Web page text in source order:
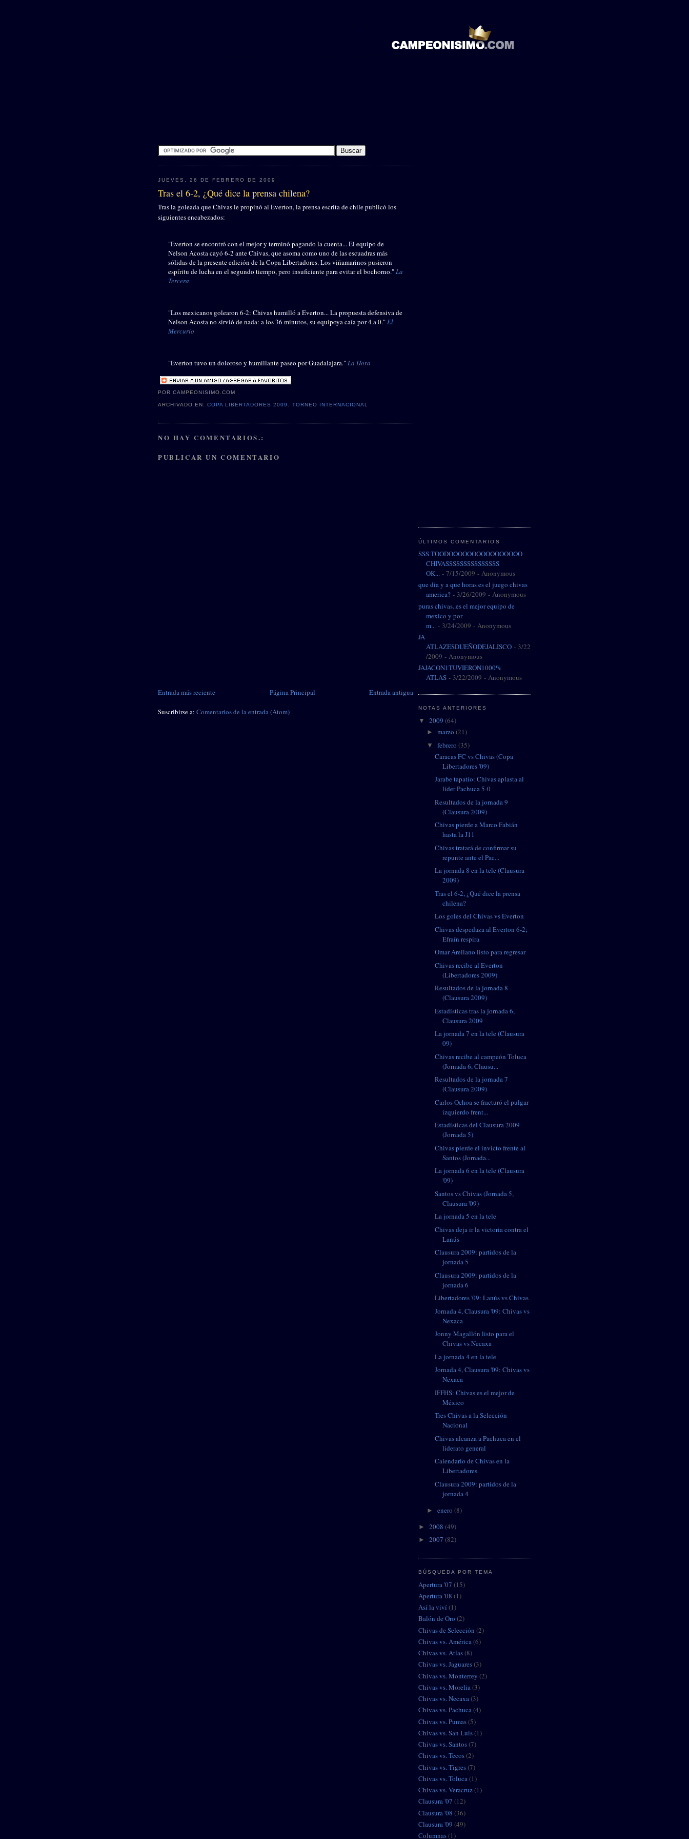
CAMPEONÍSIMO CHIVAS RAYADAS
JUEVES, 26 DE FEBRERO DE 2009
Tras el 6-2, ¿Qué dice la prensa chilena?
Tras la goleada que Chivas le propinó al Everton, la prensa escrita de chile publicó los
siguientes encabezados:
"Everton se encontró con el mejor y terminó pagando la cuenta... El equipo de
Nelson Acosta cayó 6-2 ante Chivas, que asoma como uno de las escuadras más
sólidas de la presente edición de la Copa Libertadores. Los viñamarinos pusieron
espíritu de lucha en el segundo tiempo, pero insuficiente para evitar el bochorno."La
Tercera
"Los mexicanos golearon 6-2: Chivas humilló a Everton... La propuesta defensiva de
Nelson Acosta no sirvió de nada: a los 36 minutos, su equipoya caía por 4 a 0."El
Mercurio
"Everton tuvo un doloroso y humillante paseo por Guadalajara."La Hora
POR CAMPEONISIMO.COM
ARCHIVADO EN:COPA LIBERTADORES 2009 TORNEO INTERNACIONAL
NO HAY COMENTARIOS.:
PUBLICAR UN COMENTARIO
Entrada más reciente Entrada antigua
Página Principal
Suscribirse a: Comentarios de la entrada (Atom)
ÚLTIMOS COMENTARIOS
SSS TOODOOOOOOOOOOOOOOOO
CHIVASSSSSSSSSSSSSSS
OK... - 7/15/2009 - Anonymous
que dia y a que horas es el juego chivas
america? - 3/26/2009 - Anonymous
puras chivas..es el mejor equipo de
mexico y por
m... - 3/24/2009 - Anonymous
JA
ATLAZESDUEÑODEJALISCO - 3/22
/2009 - Anonymous
JAJACON1TUVIERON1000%
ATLAS - 3/22/2009 - Anonymous
NOTAS ANTERIORES
▼ 2009 (64)
► marzo (21)
▼ febrero (35)
Caracas FC vs Chivas (Copa
Libertadores '09)
Jarabe tapatío: Chivas aplasta al
líder Pachuca 5-0
Resultados de la jornada 9
(Clausura 2009)
Chivas pierde a Marco Fabián
hasta la J11
Chivas tratará de confirmar su
repunte ante el Pac...
La jornada 8 en la tele (Clausura
2009)
Tras el 6-2, ¿Qué dice la prensa
chilena?
Los goles del Chivas vs Everton
Chivas despedaza al Everton 6-2;
Efraín respira
Omar Arellano listo para regresar
Chivas recibe al Everton
(Libertadores 2009)
Resultados de la jornada 8
(Clausura 2009)
Estadísticas tras la jornada 6,
Clausura 2009
La jornada 7 en la tele (Clausura
09)
Chivas recibe al campeón Toluca
(Jornada 6, Clausu...
Resultados de la jornada 7
(Clausura 2009)
Carlos Ochoa se fracturó el pulgar
izquierdo frent...
Estadísticas del Clausura 2009
(Jornada 5)
Chivas pierde el invicto frente al
Santos (Jornada...
La jornada 6 en la tele (Clausura
'09)
Santos vs Chivas (Jornada 5,
Clausura '09)
La jornada 5 en la tele
Chivas deja ir la victoria contra el
Lanús
Clausura 2009: partidos de la
jornada 5
Clausura 2009: partidos de la
jornada 6
Libertadores '09: Lanús vs Chivas
Jornada 4, Clausura '09: Chivas vs
Nexaca
Jonny Magallón listo para el
Chivas vs Necaxa
La jornada 4 en la tele
Jornada 4, Clausura '09: Chivas vs
Nexaca
IFFHS: Chivas es el mejor de
México
Tres Chivas a la Selección
Nacional
Chivas alcanza a Pachuca en el
liderato general
Calendario de Chivas en la
Libertadores
Clausura 2009: partidos de la
jornada 4
► enero (8)
► 2008 (49)
► 2007 (82)
BÚSQUEDA POR TEMA
Apertura '07 (15)
Apertura '08 (1)
Así la viví(1)
Balón de Oro (2)
Chivas de Selección (2)
Chivas vs. América(6)
Chivas vs. Atlas(8)
Chivas vs. Jaguares(3)
Chivas vs. Monterrey (2)
Chivas vs. Morelia(3)
Chivas vs. Necaxa(3)
Chivas vs. Pachuca(4)
Chivas vs. Pumas(5)
Chivas vs. San Luis(1)
Chivas vs. Santos(7)
Chivas vs. Tecos(2)
Chivas vs. Tigres(7)
Chivas vs. Toluca(1)
Chivas vs. Veracruz(1)
Clausura '07 (12)
Clausura '08 (36)
Clausura '09 (49)
Columnas(1)